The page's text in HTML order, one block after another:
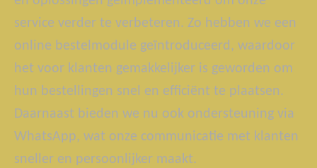
service verder te verbeteren. Zo hebben we een
online bestelmodule geïntroduceerd, waardoor
het voor klanten gemakkelijker is geworden om
hun bestellingen snel en efficiënt te plaatsen.
Daarnaast bieden we nu ook ondersteuning via
WhatsApp, wat onze communicatie met klanten
sneller en persoonlijker maakt.